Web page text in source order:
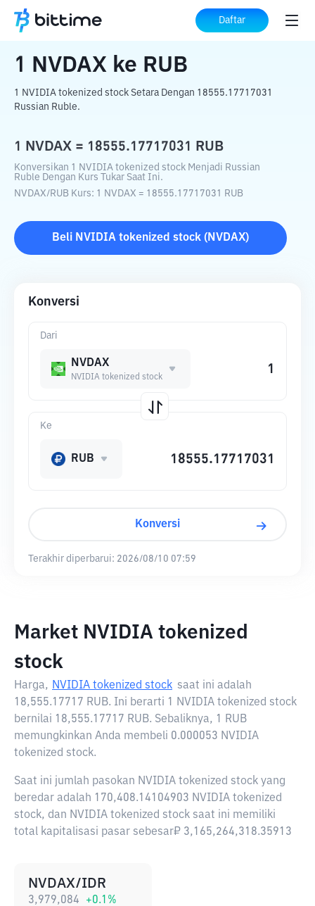
Daftar
Beranda Konverter Kripto NVDAX RUB
1 NVDAX ke RUB
1 NVIDIA tokenized stock Setara Dengan 18555.17717031
Russian Ruble.
1 NVDAX = 18555.17717031 RUB
Konversikan 1 NVIDIA tokenized stock Menjadi Russian
Ruble Dengan Kurs Tukar Saat Ini.
NVDAX/RUB Kurs: 1 NVDAX = 18555.17717031 RUB
Beli NVIDIA tokenized stock ( NVDAX)
Konversi
Dari
NVDAX
NVIDIA tokenized stock
Ke
RUB
Konversi
Terakhir diperbarui: 2026/08/10 07:59
Market NVIDIA tokenized
stock
Harga, NVIDIA tokenized stock saat ini adalah
18,555.17717 RUB. Ini berarti 1 NVIDIA tokenized stock
bernilai 18,555.17717 RUB. Sebaliknya, 1 RUB
memungkinkan Anda membeli 0.000053 NVIDIA
tokenized stock.
Saat ini jumlah pasokan NVIDIA tokenized stock yang
beredar adalah 170,408.14104903 NVIDIA tokenized
stock, dan NVIDIA tokenized stock saat ini memiliki
total kapitalisasi pasar sebesar₽ 3,165,264,318.35913
NVDAX/IDR
3,979,084 +0.1 %